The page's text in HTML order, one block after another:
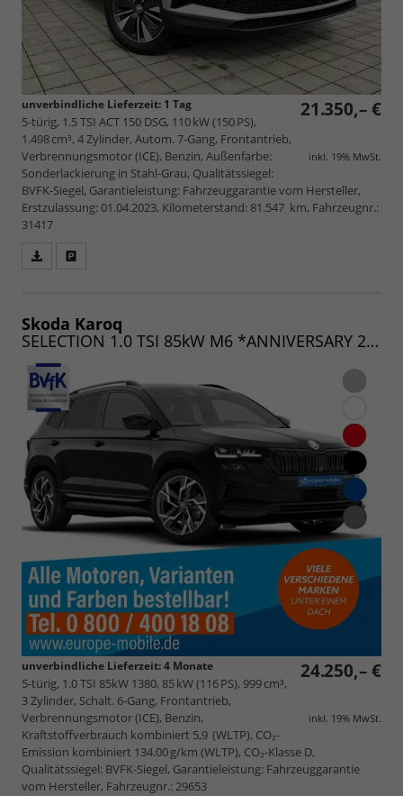
21.350,– €
inkl. 19% MwSt.
unverbindliche Lieferzeit: 1 Tag
5-türig, 1.5 TSI ACT 150 DSG, 110 kW (150 PS),
1.498 cm³, 4 Zylinder, Autom. 7-Gang, Frontantrieb,
Verbrennungsmotor (ICE), Benzin, Außenfarbe:
Sonderlackierung in Stahl-Grau, Qualitätssiegel:
BVFK-Siegel, Garantieleistung: Fahrzeuggarantie vom Hersteller,
Erstzulassung: 01.04.2023, Kilometerstand: 81.547 km, Fahrzeugnr.:
31417
speichern/drucken
Skoda Karoq
SELECTION 1.0 TSI 85kW M6 *ANNIVERSARY 25*
24.250,– €
inkl. 19% MwSt.
unverbindliche Lieferzeit:4 Monate
5-türig, 1.0 TSI 85kW 1380, 85 kW (116 PS), 999 cm³,
3 Zylinder, Schalt. 6-Gang, Frontantrieb,
Verbrennungsmotor (ICE), Benzin,
Kraftstoffverbrauch kombiniert 5,9 (WLTP), CO₂-
Emission kombiniert 134.00 g/km (WLTP), CO₂-Klasse D,
Qualitätssiegel: BVFK-Siegel, Garantieleistung: Fahrzeuggarantie
vom Hersteller, Fahrzeugnr.: 29653